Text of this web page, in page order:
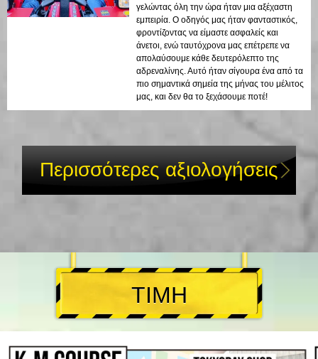
γελώντας όλη την ώρα ήταν μια αξέχαστη
εμπειρία. Ο οδηγός μας ήταν φανταστικός,
φροντίζοντας να είμαστε ασφαλείς και
άνετοι, ενώ ταυτόχρονα μας επέτρεπε να
απολαύσουμε κάθε δευτερόλεπτο της
αδρεναλίνης. Αυτό ήταν σίγουρα ένα από τα
πιο σημαντικά σημεία της μήνας του μέλιτος
μας, και δεν θα το ξεχάσουμε ποτέ!
Περισσότερες αξιολογήσεις
ΤΙΜΗ